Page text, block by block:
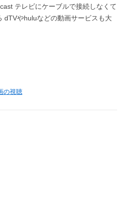
テレビにケーブルで接続しなくて
dTVやhuluなどの動画サービスも大
の視聴